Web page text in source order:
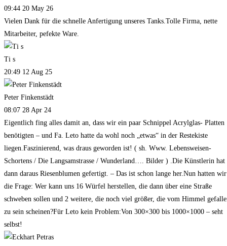
09:44 20 May 26
Vielen Dank für die schnelle Anfertigung unseres Tanks.Tolle Firma, nette
Mitarbeiter, pefekte Ware.
Ti s
20:49 12 Aug 25
Peter Finkenstädt
08:07 28 Apr 24
Eigentlich fing alles damit an, dass wir ein paar Schnippel Acrylglas- Platten
benötigten – und Fa. Leto hatte da wohl noch „etwas“ in der Restekiste
liegen.Faszinierend, was draus geworden ist! ( sh. Www. Lebensweisen-
Schortens / Die Langsamstrasse / Wunderland…. Bilder ) .Die Künstlerin hat
dann daraus Riesenblumen gefertigt. – Das ist schon lange her.Nun hatten wir
die Frage: Wer kann uns 16 Würfel herstellen, die dann über eine Straße
schweben sollen und 2 weitere, die noch viel größer, die vom Himmel
zu sein scheinen?Für Leto kein Problem:Von 300×300 bis 1000×1000 – seht
selbst!